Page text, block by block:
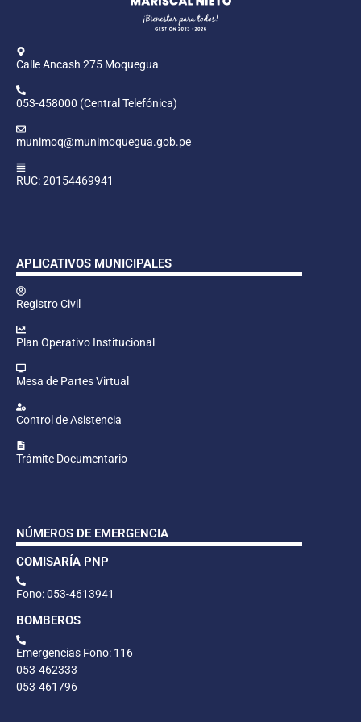
Calle Ancash 275 Moquegua
053-458000 (Central Telefónica)
munimoq@munimoquegua.gob.pe
RUC: 20154469941
APLICATIVOS MUNICIPALES
Registro Civil
Plan Operativo Institucional
Mesa de Partes Virtual
Control de Asistencia
Trámite Documentario
NÚMEROS DE EMERGENCIA
COMISARÍA PNP
Fono: 053-4613941
BOMBEROS
Emergencias Fono: 116
053-462333
053-461796